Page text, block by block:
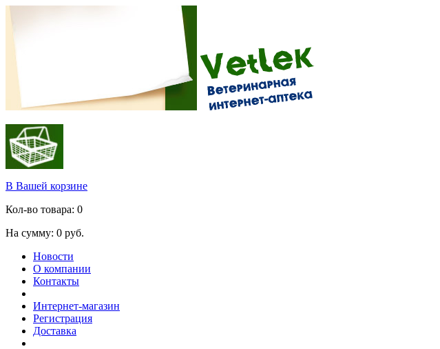
В Вашей корзине
Кол-во товара: 0
На сумму: 0 руб.
Новости
О компании
Контакты
Интернет-магазин
Регистрация
Доставка